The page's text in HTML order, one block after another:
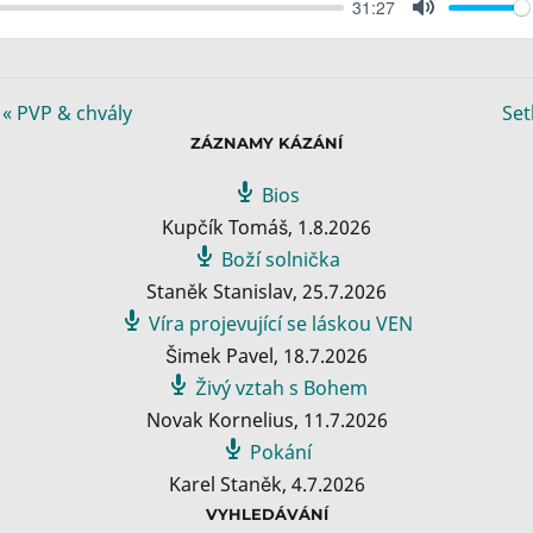
31:27
M
u
« PVP & chvály
ZÁZNAMY KÁZÁNÍ
Bios
Kupčík Tomáš, 1.8.2026
Boží solnička
Staněk Stanislav, 25.7.2026
Víra projevující se láskou VEN
Šimek Pavel, 18.7.2026
Živý vztah s Bohem
Novak Kornelius, 11.7.2026
Pokání
Karel Staněk, 4.7.2026
VYHLEDÁVÁNÍ